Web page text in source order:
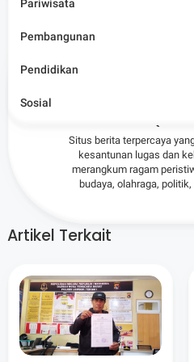
Situs berita terpercaya
kesantunan lugas dan
merangkum ragam
budaya, olahraga,
Artikel Terkait
Pariwisata
Pembangunan
Pendidikan
Sosial